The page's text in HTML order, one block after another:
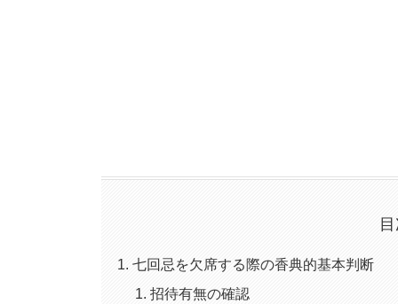
七回忌を欠席する際の香典的基本判断
招待有無の確認